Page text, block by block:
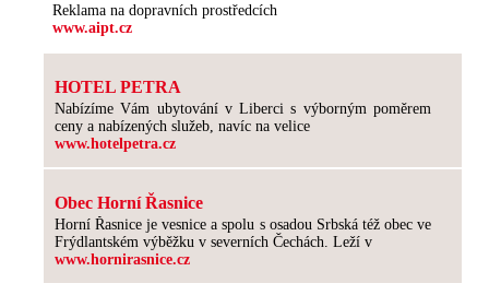
Reklama na dopravních prostředcích
www.aipt.cz
HOTEL PETRA
Nabízíme Vám ubytování v Liberci s výborným poměrem
ceny a nabízených služeb, navíc na velice
www.hotelpetra.cz
Obec Horní Řasnice
Horní Řasnice je vesnice a spolu s osadou Srbská též obec ve
Frýdlantském výběžku v severních Čechách. Leží v
www.hornirasnice.cz